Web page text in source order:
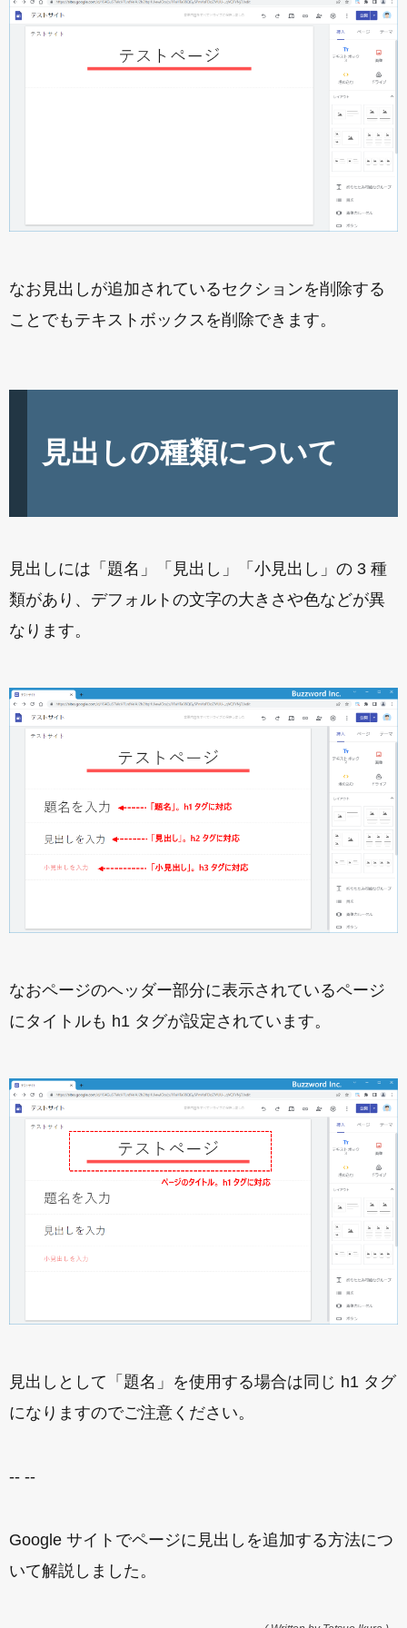
なお見出しが追加されているセクションを削除する
ことでもテキストボックスを削除できます。
見出しの種類について
見出しには「題名」「見出し」「小見出し」の 3 種
類があり、デフォルトの文字の大きさや色などが異
なります。
なおページのヘッダー部分に表示されているページ
にタイトルも h1 タグが設定されています。
見出しとして「題名」を使用する場合は同じ h1 タグ
になりますのでご注意ください。
-- --
Google サイトでページに見出しを追加する方法につ
いて解説しました。